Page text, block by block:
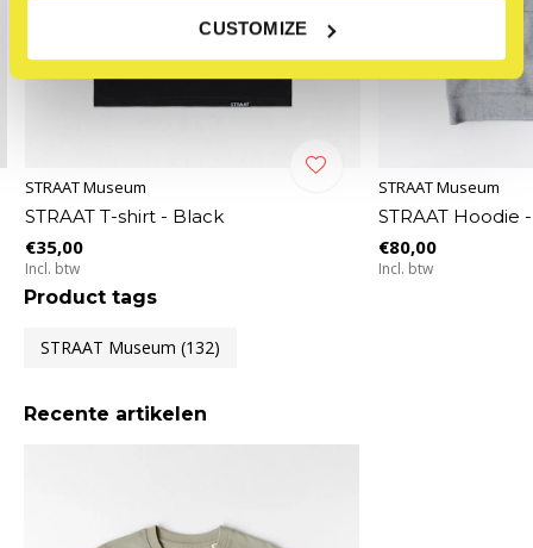
CUSTOMIZE
STRAAT Museum
STRAAT T-shirt - Black
€35,00
Incl. btw
STRAAT Museum
STRAAT Hoodie
€80,00
Incl. btw
Product tags
STRAAT Museum (132)
Recente artikelen